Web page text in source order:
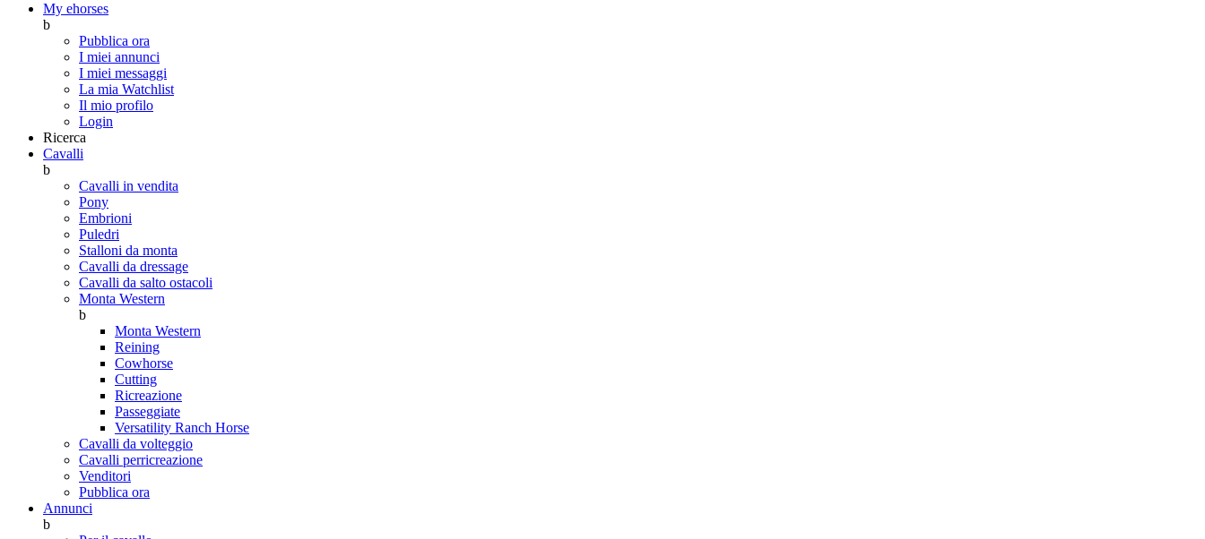
My ehorses
b
Pubblica ora
I miei annunci
I miei messaggi
La mia Watchlist
Il mio profilo
Login
Ricerca
Cavalli
b
Cavalli in vendita
Pony
Embrioni
Puledri
Stalloni da monta
Cavalli da dressage
Cavalli da salto ostacoli
Monta Western
b
Monta Western
Reining
Cowhorse
Cutting
Ricreazione
Passeggiate
Versatility Ranch Horse
Cavalli da volteggio
Cavalli perricreazione
Venditori
Pubblica ora
Annunci
b